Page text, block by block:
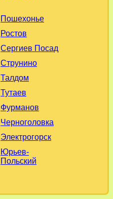
Пошехонье
Ростов
Сергиев Посад
Струнино
Талдом
Тутаев
Фурманов
Черноголовка
Электрогорск
Юрьев-
Польский